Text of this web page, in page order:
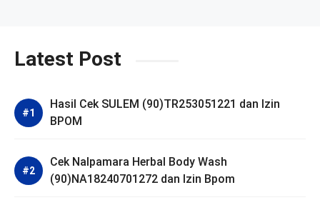
Latest Post
Hasil Cek SULEM (90)TR253051221 dan Izin
BPOM
Cek Nalpamara Herbal Body Wash
(90)NA18240701272 dan Izin Bpom